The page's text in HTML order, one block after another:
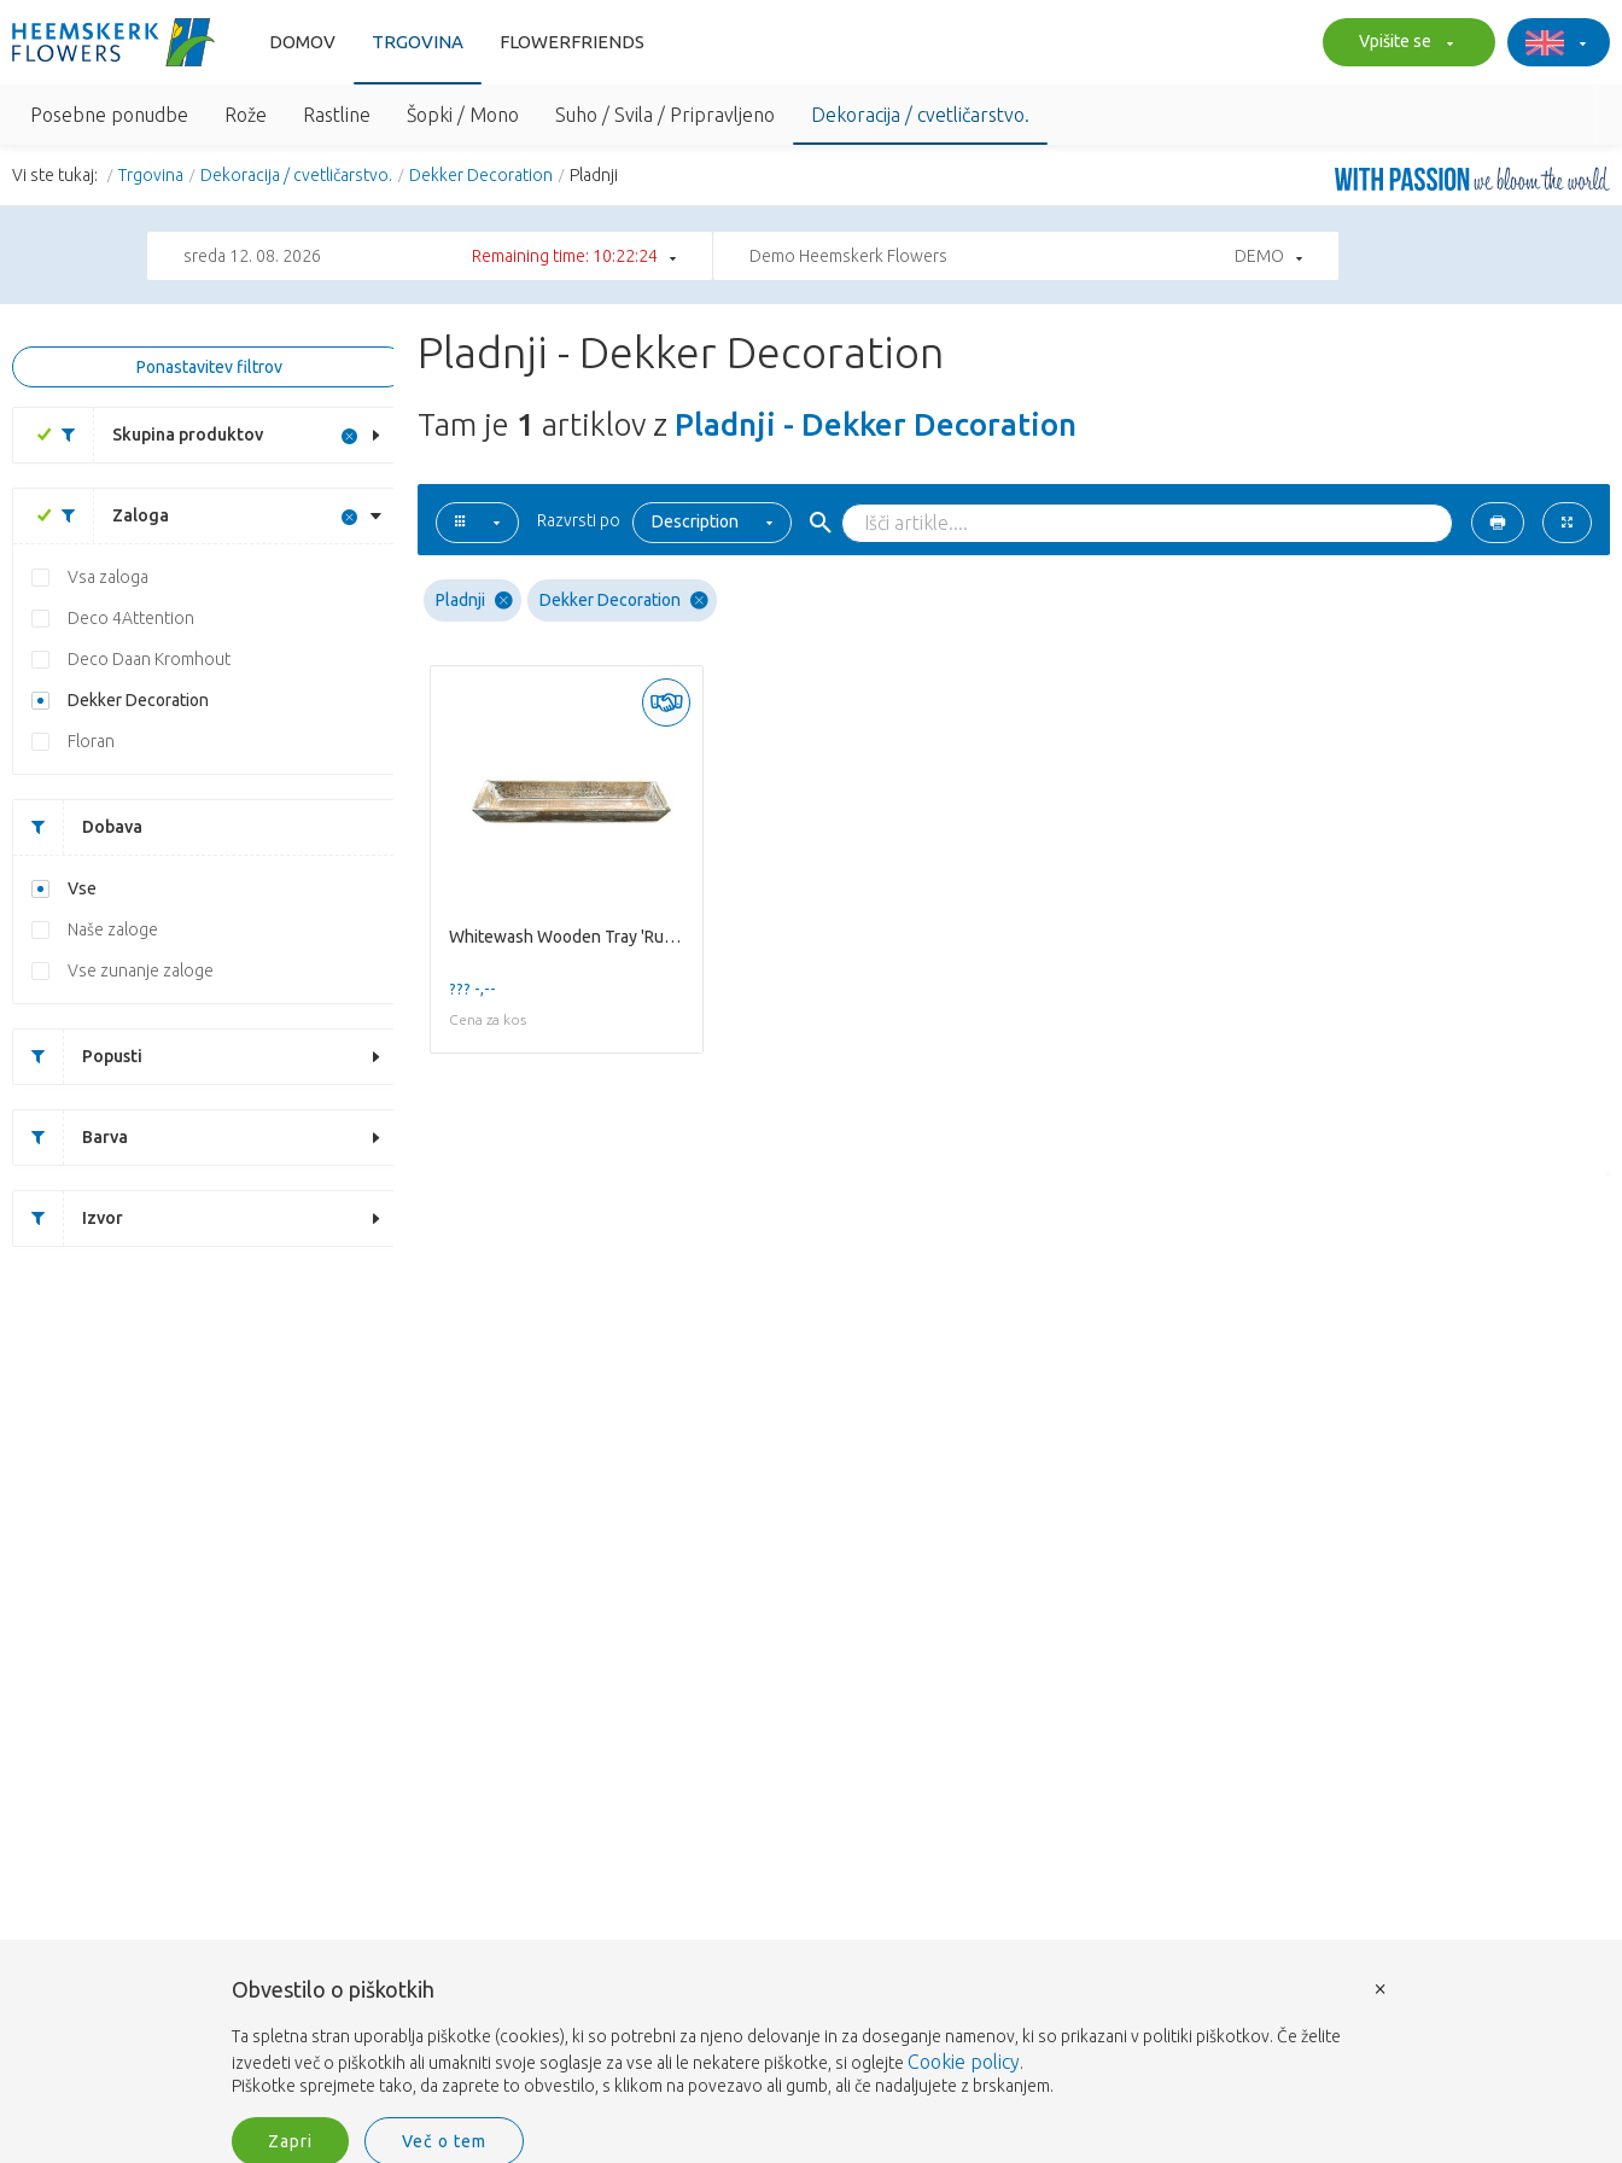
DOMOV TRGOVINA FLOWERFRIENDS Vpišite se
Posebne ponudbe Rože Rastline Šopki / Mono Suho / Svila / Pripravljeno Dekoracija / cvetličarstvo.
Vi ste tukaj: Trgovina Dekoracija / cvetličarstvo. Dekker Decoration Pladnji
sreda 12. 08. 2026 Remaining time: 10:22:24 Demo Heemskerk Flowers DEMO
Ponastavitev filtrov
Skupina produktov
Zaloga
Vsa zaloga
Deco 4Attention
Deco Daan Kromhout
Dekker Decoration
Floran
Dobava
Vse
Naše zaloge
Vse zunanje zaloge
Popusti
Barva
Izvor
Pladnji - Dekker Decoration
Tam je 1 artiklov z Pladnji - Dekker Decoration
Razvrsti po Description
Pladnji Dekker Decoration
Whitewash Wooden Tray 'Ruth' M
??? -,--
Cena za kos
Obvestilo o piškotkih
Ta spletna stran uporablja piškotke (cookies), ki so potrebni za njeno delovanje in za doseganje namenov, ki so prikazani v politiki piškotkov. Če želite
izvedeti več o piškotkih ali umakniti svoje soglasje za vse ali le nekatere piškotke, si oglejte Cookie policy.
Piškotke sprejmete tako, da zaprete to obvestilo, s klikom na povezavo ali gumb, ali če nadaljujete z brskanjem.
Zapri Več o tem
×